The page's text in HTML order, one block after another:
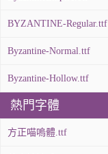
BYZANTINE-Regular.ttf
Byzantine-Normal.ttf
Byzantine-Hollow.ttf
熱門字體
方正喵嗚體.ttf